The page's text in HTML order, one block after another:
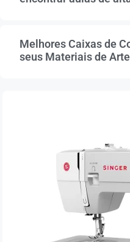
Melhores Caixas de
seus Materiais de